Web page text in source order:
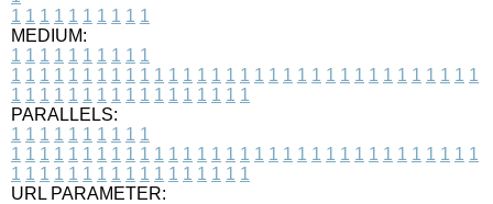
1 1 1 1 1 1 1 1 1 1
MEDIUM:
1 1 1 1 1 1 1 1 1 1
1 1 1 1 1 1 1 1 1 1 1 1 1 1 1 1 1 1 1 1 1 1 1 1 1 1 1 1 1 1 1 1 1
1 1 1 1 1 1 1 1 1 1 1 1 1 1 1 1 1
PARALLELS:
1 1 1 1 1 1 1 1 1 1
1 1 1 1 1 1 1 1 1 1 1 1 1 1 1 1 1 1 1 1 1 1 1 1 1 1 1 1 1 1 1 1 1
1 1 1 1 1 1 1 1 1 1 1 1 1 1 1 1 1
URL PARAMETER: